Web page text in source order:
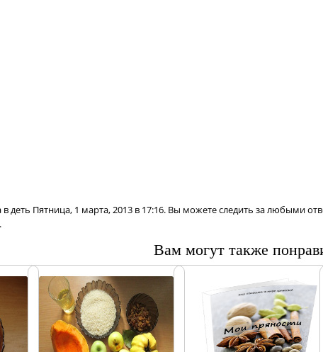
деть Пятница, 1 марта, 2013 в 17:16. Вы можете следить за любыми
Вам могут также